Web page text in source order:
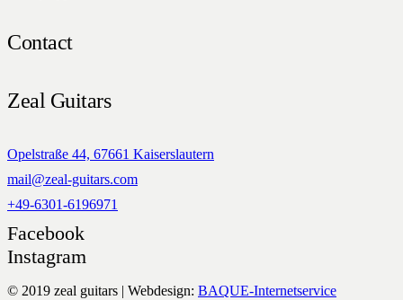
Contact
Zeal Guitars
Opelstraße 44, 67661 Kaiserslautern
mail@zeal-guitars.com
+49-6301-6196971
Facebook
Instagram
© 2019 zeal guitars | Webdesign: BAQUE-Internetservice